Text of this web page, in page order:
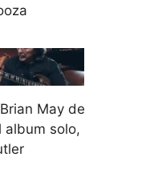
May de
album solo,